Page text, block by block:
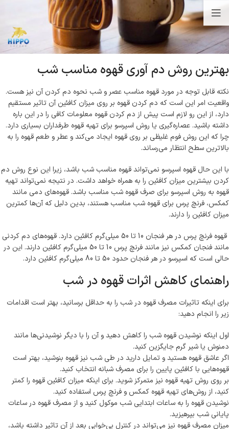
بهترین روش دم آوری قهوه مناسب شب
نکته قابل توجه در مورد قهوه مناسب عصر و شب نحوه دم کردن آن نیز هست.
واقعیت امر این است که دم کردن قهوه بر روی میزان کافئین آن تاثیر مستقیم
دارد، از این رو لازم است پیش از دم کردن قهوه معلومات کافی را در این باره
داشته باشید. عصاره‌گیری یا روش اسپرسو برای تهیه قهوه طرفداران بسیاری دارد.
چرا که این روش فوم غلیظی بر روی قهوه ایجاد می‌کند و عطر و طعم قهوه را به
بالاترین سطح انتظار می‌رساند.
با این حال قهوه اسپرسو نمی‌تواند قهوه مناسب شب باشد، زیرا این نوع روش دم
کردن بیشترین میزان کافئین را به همراه خواهد داشت. در نتیجه نمی‌تواند تهیه
قهوه به روش اسپرسو برای صرف قهوه شب مناسب باشد. قهوه‌‌های د‌می مانند
کمکس، فرنچ پرس برای قهوه شب مناسب هستند، بدین دلیل که آن‌ها کمترین
میزان کافئین را دارند.
قهوه فرنچ پرس در هر فنجان 10 تا 50 میلی‌گرم کافئین دارد. قهوه‌‌های دم کردنی
مانند فنجان کمکس نیز مانند فرنچ پرس 10 تا 50 میلی‌گرم کافئین دارند. این در
حالی است که اسپرسو در هر فنجان حدود 50 تا 80 میلی‌گرم کافئین دارد.
راهنمای کاهش اثرات قهوه در شب
برای اینکه تاثیرات مصرف قهوه در شب را به حداقل برسانید، بهتر است اقدامات
زیر را انجام دهید:
اول اینکه نوشیدن قهوه شب را کاهش دهید و آن را با دیگر نوشیدنی‌‌ها مانند
دمنوش یا شیر گرم جایگزین کنید.
اگر عاشق قهوه هستید و تمایل دارید در طی شب نیز قهوه بنوشید، بهتر است
قهوه‌‌هایی با کافئین پایین را برای مصرف شبانه انتخاب کنید.
بر روی روش تهیه قهوه نیز متمرکز شوید. برای اینکه میزان کافئین قهوه را کمتر
کنید، از روش‌‌های تهیه قهوه کمکس و فرنچ پرس استفاده کنید.
نوشیدن قهوه را به ساعات ابتدایی شب موکول کنید و از مصرف قهوه در ساعات
پایانی شب بپرهیزید.
میزان مصرف قهوه نیز ‌می‌تواند در کنترل بی‌خوابی بعد از آن تاثیر داشته باشد،